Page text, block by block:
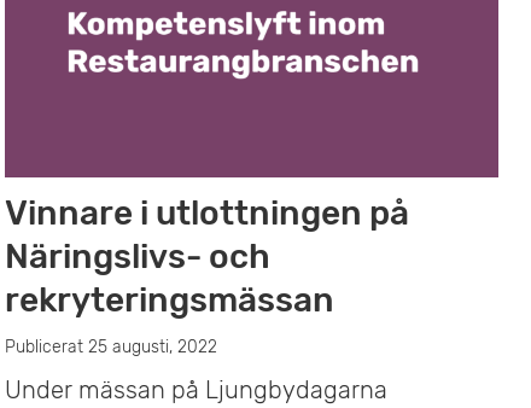
r
Vinnare i utlottningen på
Näringslivs- och
rekryteringsmässan
Publicerat 25 augusti, 2022
Under mässan på Ljungbydagarna